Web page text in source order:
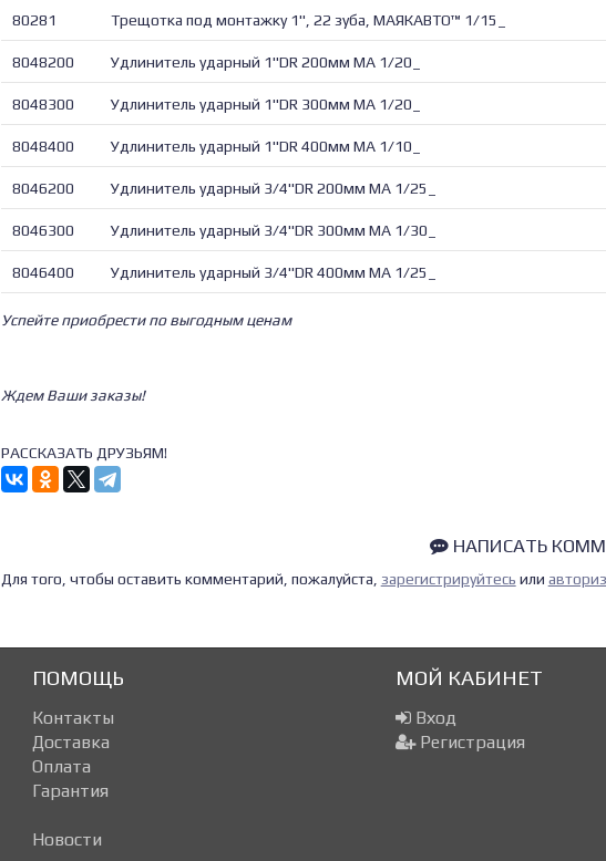
80281 Трещотка под монтажку 1", 22 зуба, МАЯКАВТО™ 1/15_
8048200 Удлинитель ударный 1"DR 200мм МА 1/20_
8048300 Удлинитель ударный 1"DR 300мм МА 1/20_
8048400 Удлинитель ударный 1"DR 400мм МА 1/10_
8046200 Удлинитель ударный 3/4"DR 200мм МА 1/25_
8046300 Удлинитель ударный 3/4"DR 300мм МА 1/30_
8046400 Удлинитель ударный 3/4"DR 400мм МА 1/25_
Успейте приобрести по выгодным ценам
Ждем Ваши заказы!
РАССКАЗАТЬ ДРУЗЬЯМ!
НАПИСАТЬ
Для того, чтобы оставить комментарий, пожалуйста, зарегистрируйтесь или
ПОМОЩЬ
Контакты
Доставка
Оплата
Гарантия
Новости
МОЙ КАБИНЕТ
Вход
Регистрация